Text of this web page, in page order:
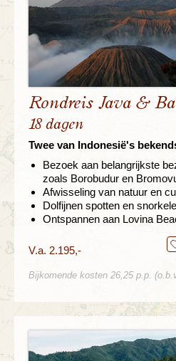
Rondreis Java &
18 dagen
Twee van Indonesië's
Bezoek aan belangrijkste
zoals Borobudur en
Afwisseling van natuur en
Dolfijnen spotten en
Ontspannen aan Lovina
V.a. 2.195,-
Bijkomende kosten 26,25 p.p.